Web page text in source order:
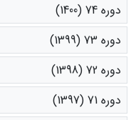
دوره 74 (1400)
دوره 73 (1399)
دوره 72 (1398)
دوره 71 (1397)